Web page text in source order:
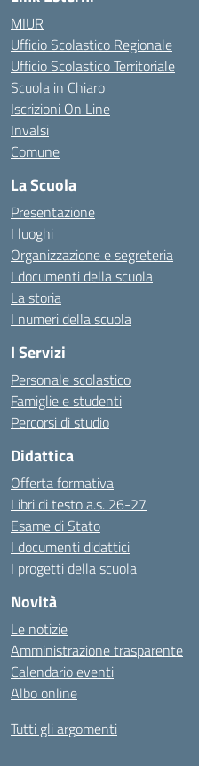
MIUR
Ufficio Scolastico Regionale
Ufficio Scolastico Territoriale
Scuola in Chiaro
Iscrizioni On Line
Invalsi
Comune
La Scuola
Presentazione
I luoghi
Organizzazione e segreteria
I documenti della scuola
La storia
I numeri della scuola
I Servizi
Personale scolastico
Famiglie e studenti
Percorsi di studio
Didattica
Offerta formativa
Libri di testo a.s. 26-27
Esame di Stato
I documenti didattici
I progetti della scuola
Novità
Le notizie
Amministrazione trasparente
Calendario eventi
Albo online
Tutti gli argomenti